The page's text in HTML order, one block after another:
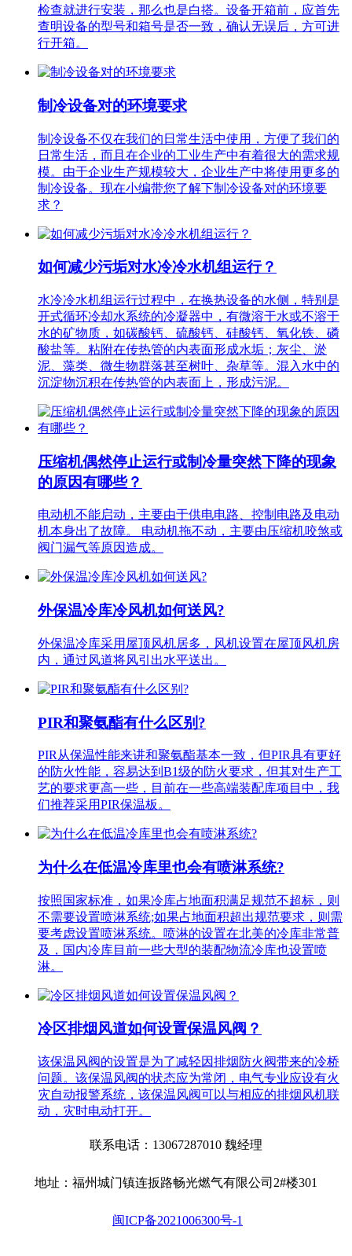
检查就进行安装，那么也是白搭。设备开箱前，应首先
查明设备的型号和箱号是否一致，确认无误后，方可进
行开箱。
制冷设备对的环境要求
制冷设备不仅在我们的日常生活中使用，方便了我们的
日常生活，而且在企业的工业生产中有着很大的需求规
模。由于企业生产规模较大，企业生产中将使用更多的
制冷设备。现在小编带您了解下制冷设备对的环境要
求？
如何减少污垢对水冷冷水机组运行？
水冷冷水机组运行过程中，在换热设备的水侧，特别是
开式循环冷却水系统的冷凝器中，有微溶于水或不溶于
水的矿物质，如碳酸钙、硫酸钙、硅酸钙、氧化铁、磷
酸盐等。粘附在传热管的内表面形成水垢；灰尘、淤
泥、藻类、微生物群落甚至树叶、杂草等。混入水中的
沉淀物沉积在传热管的内表面上，形成污泥。
压缩机偶然停止运行或制冷量突然下降的现象
的原因有哪些？
电动机不能启动，主要由于供电电路、控制电路及电动
机本身出了故障。 电动机拖不动，主要由压缩机咬煞或
阀门漏气等原因造成。
外保温冷库冷风机如何送风?
外保温冷库采用屋顶风机居多，风机设置在屋顶风机房
内，通过风道将风引出水平送出。
PIR和聚氨酯有什么区别?
PIR从保温性能来讲和聚氨酯基本一致，但PIR具有更好
的防火性能，容易达到B1级的防火要求，但其对生产工
艺的要求更高一些，目前在一些高端装配库项目中，我
们推荐采用PIR保温板。
为什么在低温冷库里也会有喷淋系统?
按照国家标准，如果冷库占地面积满足规范不超标，则
不需要设置喷淋系统;如果占地面积超出规范要求，则需
要考虑设置喷淋系统。喷淋的设置在北美的冷库非常普
及，国内冷库目前一些大型的装配物流冷库也设置喷
淋。
冷区排烟风道如何设置保温风阀？
该保温风阀的设置是为了减轻因排烟防火阀带来的冷桥
问题。该保温风阀的状态应为常闭，电气专业应设有火
灾自动报警系统，该保温风阀可以与相应的排烟风机联
动，灾时电动打开。
联系电话：13067287010 魏经理
地址：福州城门镇连扳路畅光燃气有限公司2#楼301
闽ICP备2021006300号-1